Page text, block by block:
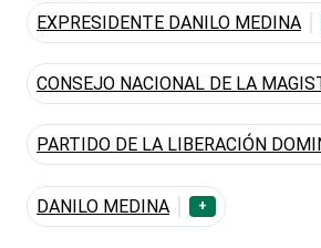
EXPRESIDENTE DANILO MEDINA
CONSEJO NACIONAL DE LA
PARTIDO DE LA LIBERACIÓN
DANILO MEDINA +